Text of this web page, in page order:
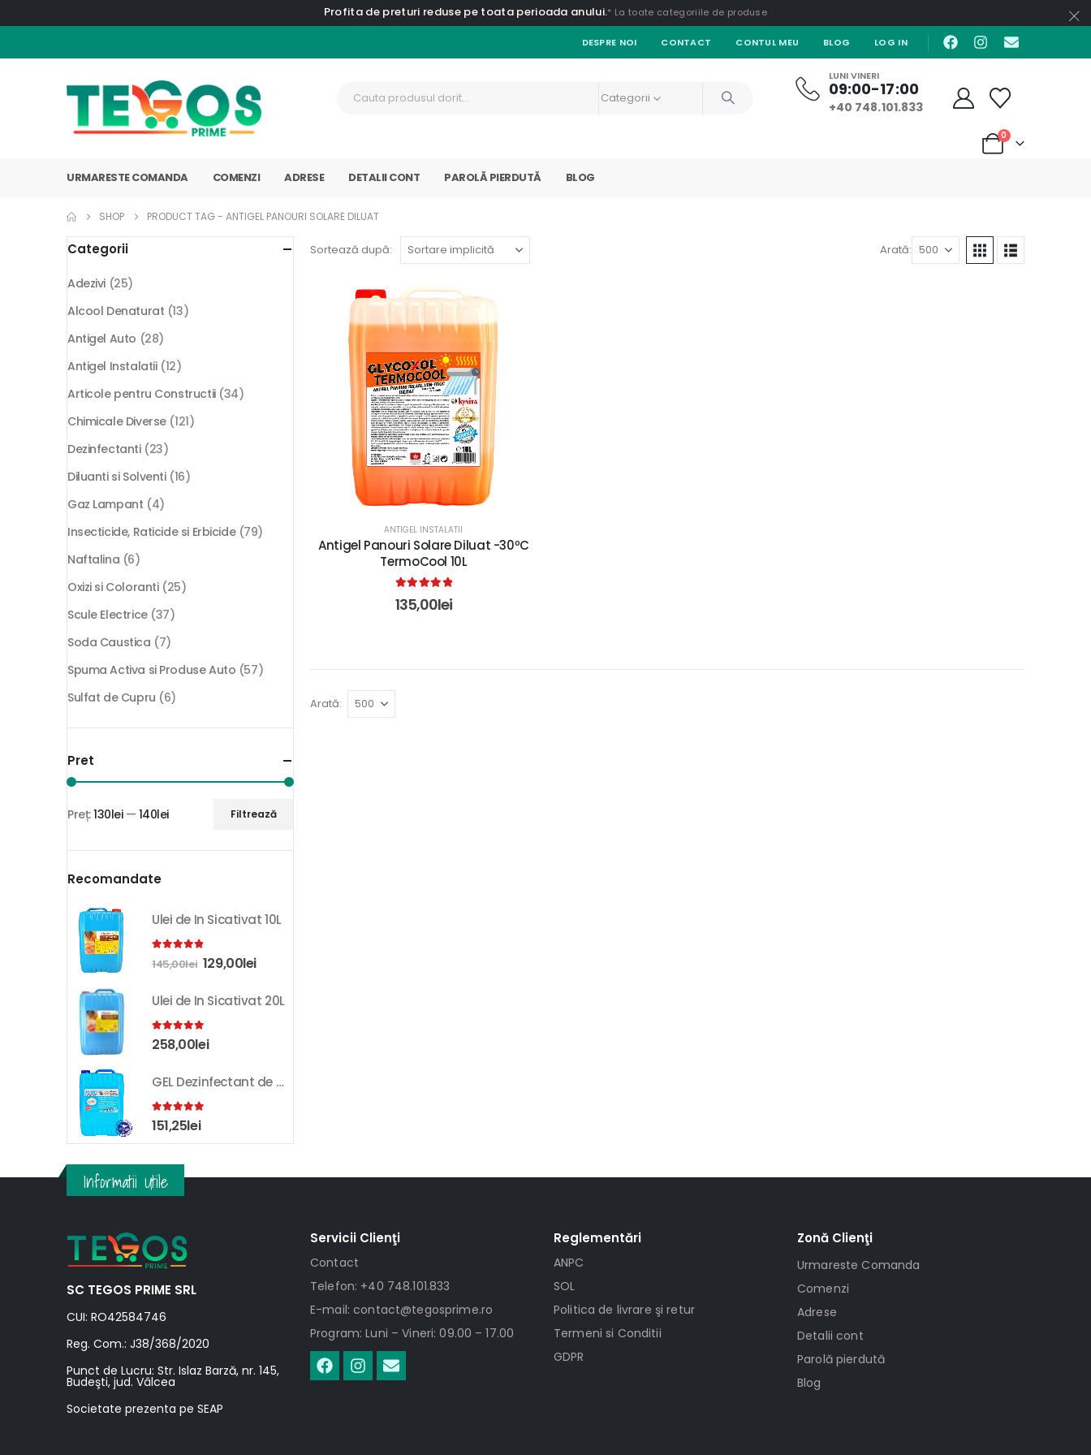
Profita de preturi reduse pe toata perioada anului.* La toate categoriile de produse
DESPRE NOI CONTACT CONTUL MEU BLOG LOG IN
Categorii
LUNI VINERI
09:00-17:00
+40 748.101.833
0
URMARESTE COMANDA COMENZI ADRESE DETALII CONT PAROLĂ PIERDUTĂ BLOG
SHOP PRODUCT TAG - ANTIGEL PANOURI SOLARE DILUAT
Sortează după: Arată:
ANTIGEL INSTALATII
Antigel Panouri Solare Diluat -30ºC
TermoCool 10L
5.00 out of 5
135,00lei
Arată:
Categorii
Adezivi (25)
Alcool Denaturat (13)
Antigel Auto (28)
Antigel Instalatii (12)
Articole pentru Constructii (34)
Chimicale Diverse (121)
Dezinfectanti (23)
Diluanti si Solventi (16)
Gaz Lampant (4)
Insecticide, Raticide si Erbicide (79)
Naftalina (6)
Oxizi si Coloranti (25)
Scule Electrice (37)
Soda Caustica (7)
Spuma Activa si Produse Auto (57)
Sulfat de Cupru (6)
Pret
Filtrează
Preț:130lei— 140lei
Recomandate
Ulei de In Sicativat 10L
out of 5
145,00lei 129,00lei
Ulei de In Sicativat 20L
5.00out of 5
258,00lei
GEL Dezinfectant de Maini K-SEPT 10L
5.00out of 5
151,25lei
Informatii Utile
SC TEGOS PRIME SRL
CUI: RO42584746
Reg. Com.: J38/368/2020
Punct de Lucru: Str. Islaz Barză, nr. 145,
Budeşti, jud. Vâlcea
Societate prezenta pe SEAP
Servicii Clienţi
Contact
Telefon: +40 748.101.833
E-mail: contact@tegosprime.ro
Program: Luni – Vineri: 09.00 – 17.00
Reglementări
ANPC
SOL
Politica de livrare şi retur
Termeni si Conditii
GDPR
Zonă Clienţi
Urmareste Comanda
Comenzi
Adrese
Detalii cont
Parolă pierdută
Blog